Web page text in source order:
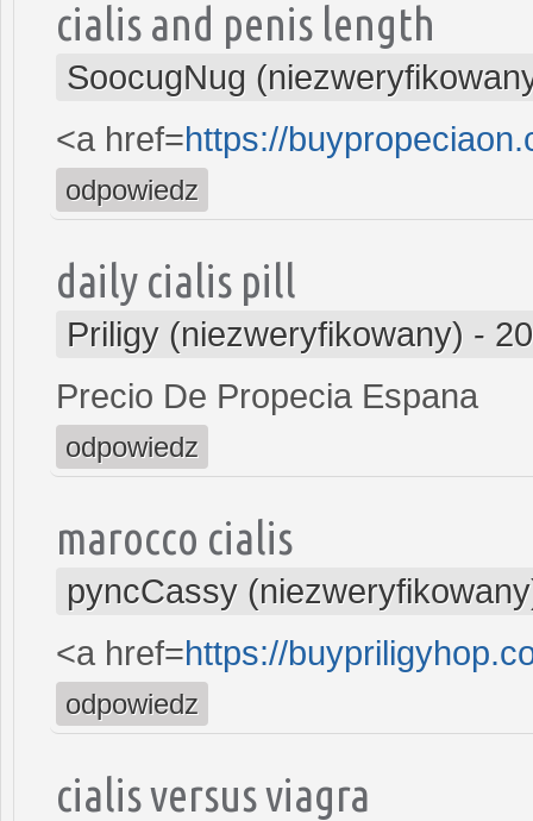
cialis and penis length
SoocugNug
<a href=https://
odpowiedz
daily cialis pill
Priligy (niezweryfikowany) -
Precio De Propecia Espana
odpowiedz
marocco cialis
pyncCassy
<a href=https://
odpowiedz
cialis versus viagra